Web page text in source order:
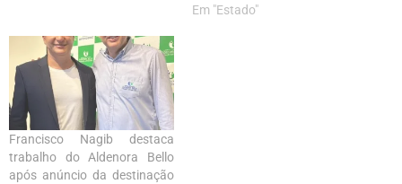
Em "Estado"
Francisco Nagib destaca
trabalho do Aldenora Bello
após anúncio da destinação